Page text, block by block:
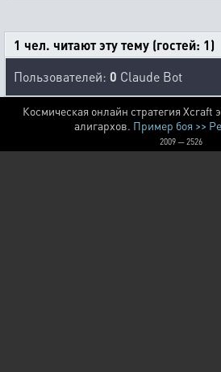
1 чел. читают эту тему (гостей: 1)
Пользователей: 0 Claude Bot
Космическая онлайн стратегия Xcraft
алигархов. Пример боя >>
2009 — 2526